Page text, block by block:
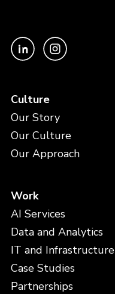
Culture
Our Story
Our Culture
Our Approach
Work
AI Services
Data and Analytics
IT and Infrastructure
Case Studies
Partnerships